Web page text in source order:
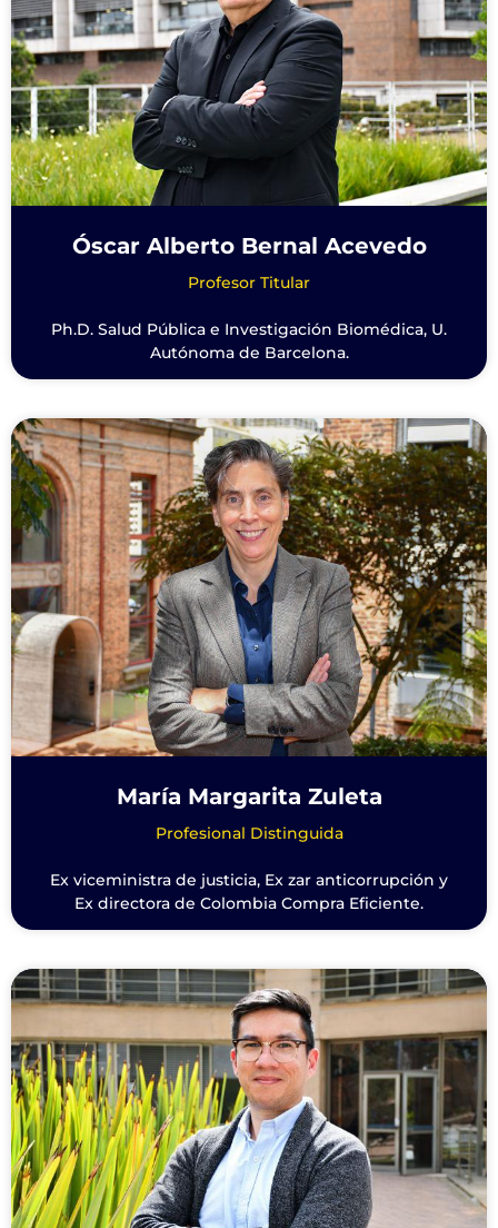
Óscar Alberto Bernal Acevedo
Profesor Titular
Ph.D. Salud Pública e Investigación Biomédica, U.
Autónoma de Barcelona.
María Margarita Zuleta
Profesional Distinguida
Ex viceministra de justicia, Ex zar anticorrupción y
Ex directora de Colombia Compra Eficiente.